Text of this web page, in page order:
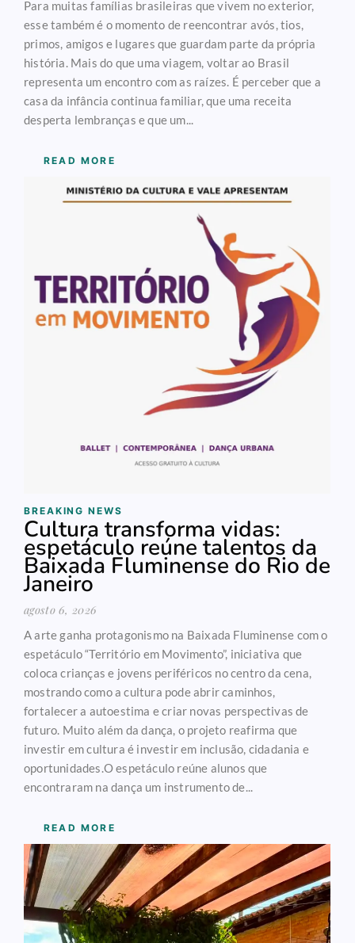
Para muitas famílias brasileiras que vivem no exterior,
esse também é o momento de reencontrar avós, tios,
primos, amigos e lugares que guardam parte da própria
história. Mais do que uma viagem, voltar ao Brasil
representa um encontro com as raízes. É perceber que a
casa da infância continua familiar, que uma receita
desperta lembranças e que um...
READ MORE
BREAKING NEWS
Cultura transforma vidas:
espetáculo reúne talentos da
Baixada Fluminense do Rio de
Janeiro
agosto 6, 2026
A arte ganha protagonismo na Baixada Fluminense com o
espetáculo “Território em Movimento”, iniciativa que
coloca crianças e jovens periféricos no centro da cena,
mostrando como a cultura pode abrir caminhos,
fortalecer a autoestima e criar novas perspectivas de
futuro. Muito além da dança, o projeto reafirma que
investir em cultura é investir em inclusão, cidadania e
oportunidades.O espetáculo reúne alunos que
encontraram na dança um instrumento de...
READ MORE